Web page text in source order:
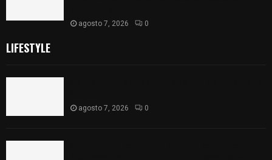
agosto 7, 2026 0
LIFESTYLE
agosto 7, 2026 0